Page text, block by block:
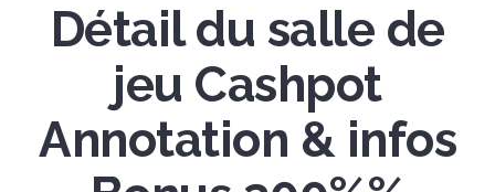
Détail du salle de
jeu Cashpot
Annotation & infos